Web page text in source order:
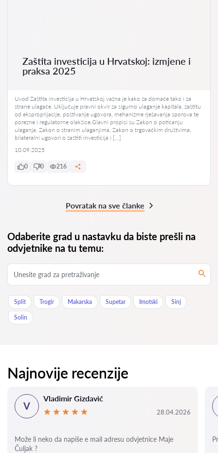
Zaštita investicija u Hrvatskoj: izmjene i
praksa 2025
Uvod Zaštita investicija u Hrvatskoj važna je kako za domaće tako i za
strane ulagače. Uključuje pravni okvir za sigurno ulaganje kapitala, zaštitu
od eksproprijacije, poštivanje ugovora, mehanizme rješavanja sporova te
porezne i regulatorne olakšice.Glavni propisi su Zakon o poticanju
ulaganja, Zakon o stranim ulaganjima, Zakon o trgovačkim društvima,
bilateralni ugovori o zaštiti investicija i […]
10.09.2025
0 0 216
Povratak na sve članke
Odaberite grad u nastavku da biste prešli na
odvjetnike na tu temu:
Split Trogir Makarska Supetar Imotski Sinj
Solin
Najnovije recenzije
V
Vladimir Gizdavić
28.04.2026
Može li neko da napiše e mail adresu odvjetnice Maje
Čuljak ?